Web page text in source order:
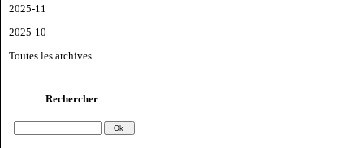
2025-11
2025-10
Toutes les archives
Rechercher